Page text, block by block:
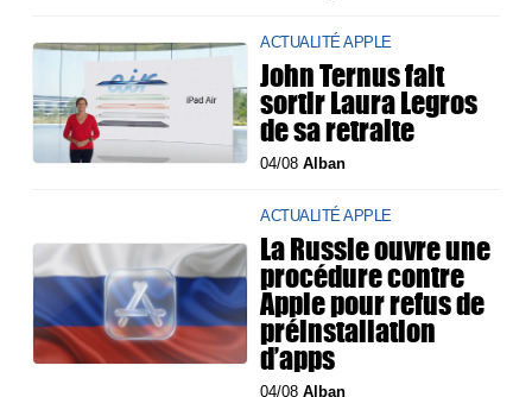
ACTUALITÉ APPLE
John Ternus fait
sortir Laura Legros
de sa retraite
04/08Alban
ACTUALITÉ APPLE
La Russie ouvre une
procédure contre
Apple pour refus de
préinstallation
d’apps
04/08Alban